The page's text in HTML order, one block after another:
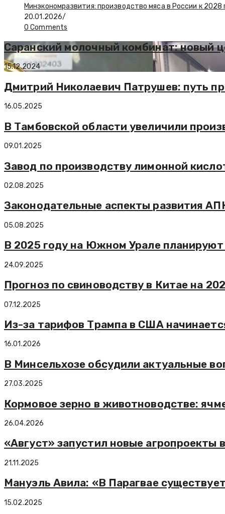
Минэкономразвития: производство мяса в России к 2028
20.01.2026/
0 Comments
Саранский молочный комбинат: новый
15.12.2024
Дмитрий Николаевич Патрушев: путь
16.05.2025
В Тамбовской области увеличили
09.01.2025
Завод по производству лимонной
02.08.2025
Законодательные аспекты развития
05.08.2025
В 2025 году на Южном Урале
24.09.2025
Прогноз по свиноводству в Китае на
07.12.2025
Из-за тарифов Трампа в США
16.01.2026
В Минсельхозе обсудили актуальные
27.03.2025
Кормовое зерно в животноводстве:
26.04.2026
«Август» запустил новые агропроекты
21.11.2025
Мануэль Авила: «В Парагвае
15.02.2025